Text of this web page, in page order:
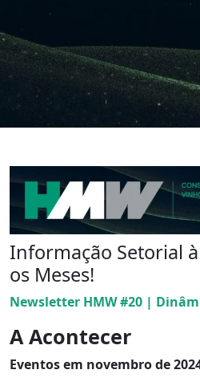
Informação Setorial
os Meses!
Newsletter HMW #20 |
A Acontecer
Eventos em novembro de